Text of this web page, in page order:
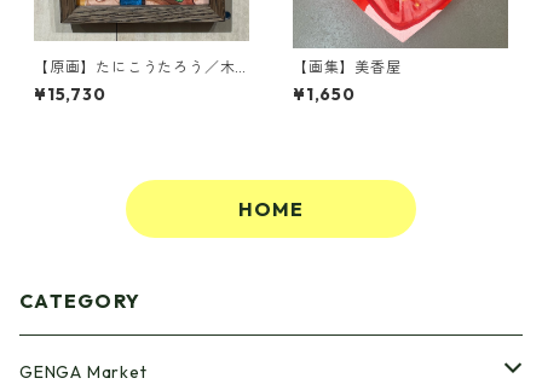
【原画】たにこうたろう／木
の中のアトリエ
¥15,730
【画集】美香屋
¥1,650
HOME
CATEGORY
GENGA Market